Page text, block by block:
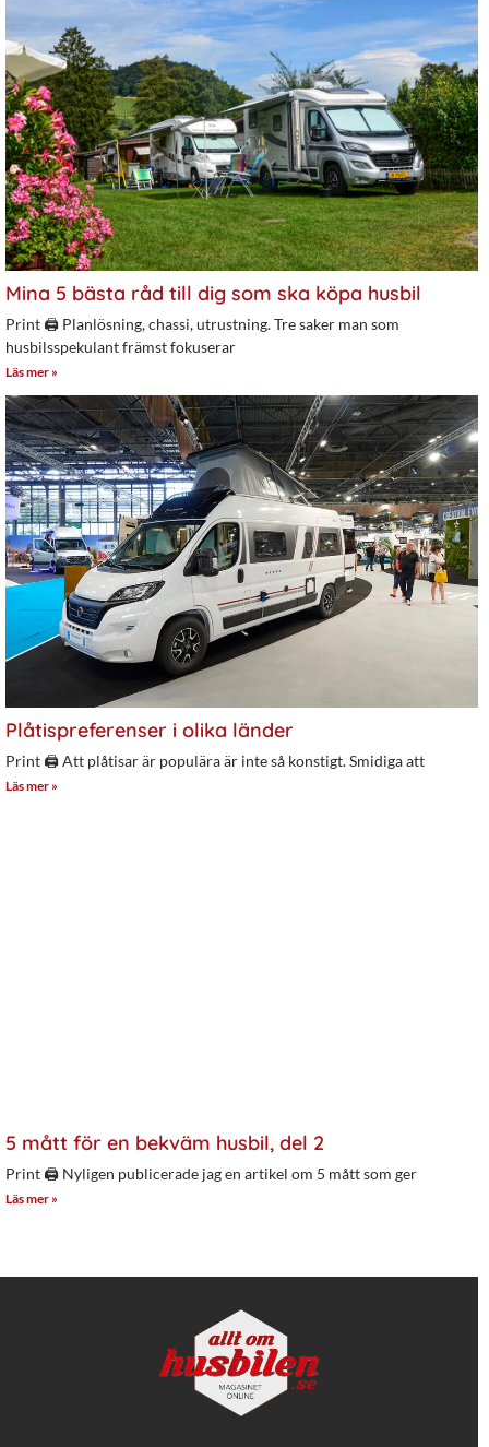
Mina 5 bästa råd till dig som ska köpa husbil
Print 🖨 Planlösning, chassi, utrustning. Tre saker man som
husbilsspekulant främst fokuserar
Läs mer »
Plåtispreferenser i olika länder
Print 🖨 Att plåtisar är populära är inte så konstigt. Smidiga att
Läs mer »
5 mått för en bekväm husbil, del 2
Print 🖨 Nyligen publicerade jag en artikel om 5 mått som ger
Läs mer »